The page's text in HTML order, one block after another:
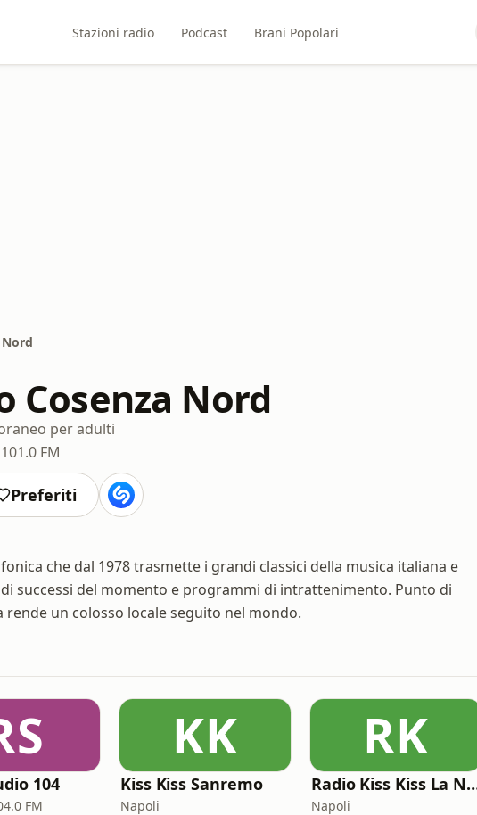
Stazioni radio Podcast Brani Popolari
Nord
Cosenza Nord
per adulti
101.0 FM
Preferiti
che dal 1978 trasmette i grandi classici della musica italiana e
successi del momento e programmi di intrattenimento. Punto di
un colosso locale seguito nel mondo.
104
FM
KK
Kiss Kiss Sanremo
Napoli
RK
Radio Kiss
Napoli